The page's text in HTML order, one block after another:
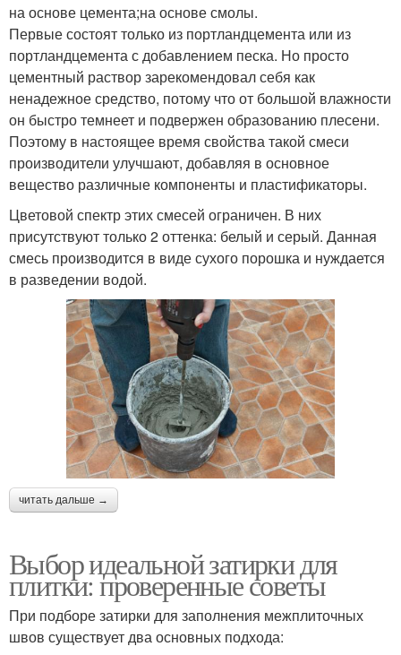
на основе цемента;на основе смолы.
Первые состоят только из портландцемента или из
портландцемента с добавлением песка. Но просто
цементный раствор зарекомендовал себя как
ненадежное средство, потому что от большой влажности
он быстро темнеет и подвержен образованию плесени.
Поэтому в настоящее время свойства такой смеси
производители улучшают, добавляя в основное
вещество различные компоненты и пластификаторы.
Цветовой спектр этих смесей ограничен. В них
присутствуют только 2 оттенка: белый и серый. Данная
смесь производится в виде сухого порошка и нуждается
в разведении водой.
читать дальше →
Выбор идеальной затирки для
плитки: проверенные советы
При подборе затирки для заполнения межплиточных
швов существует два основных подхода: